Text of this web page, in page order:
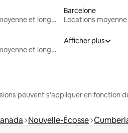
Locations moyenne et longue durée
Barcelone
Locations moyenne et longue durée
Afficher plus
peuvent s'appliquer en fonction
Nouvelle-Écosse